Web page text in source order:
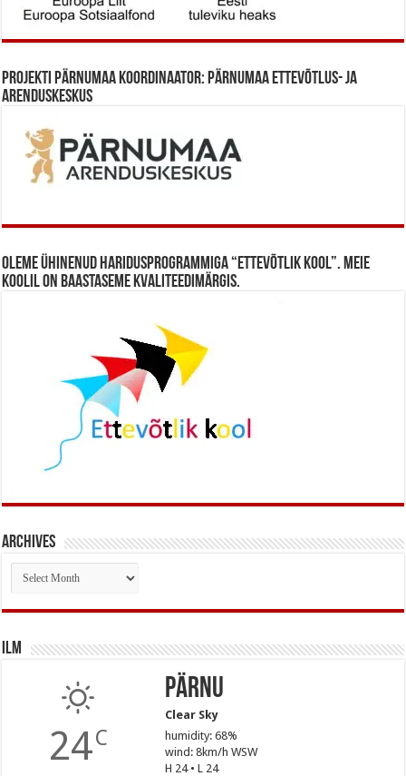
Projekti Pärnumaa koordinaator: Pärnumaa Ettevõtlus- ja
Arenduskeskus
Oleme ühinenud haridusprogrammiga “Ettevõtlik Kool”. Meie
koolil on baastaseme kvaliteedimärgis.
Archives
Archives
Ilm
24C
Pärnu
Clear Sky
humidity: 68%
wind: 8km/h WSW
H 24 • L 24